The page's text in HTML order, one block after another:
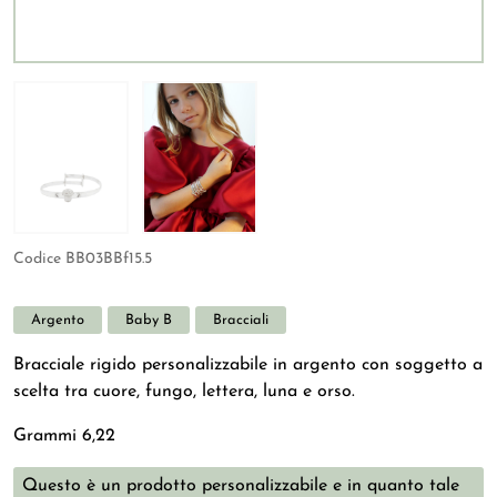
Codice BB03BBf15.5
Argento Baby B Bracciali
Bracciale rigido personalizzabile in argento con soggetto a
scelta tra cuore, fungo, lettera, luna e orso.
Grammi 6,22
Questo è un prodotto personalizzabile e in quanto tale